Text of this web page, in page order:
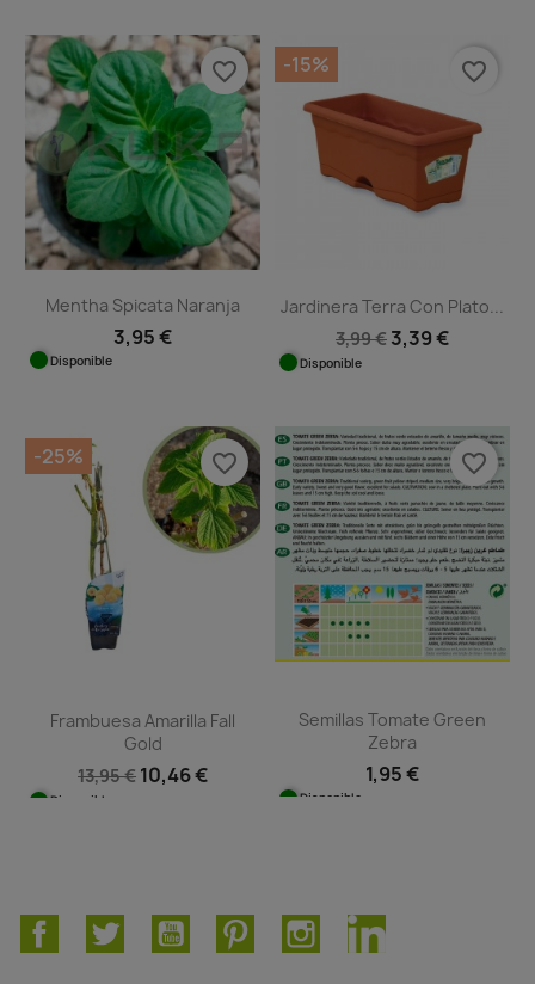
Mentha Spicata Naranja
3,95 €
Disponible
favorite_border
Jardinera Terra Con Plato...
3,99 € 3,39 €
Disponible
-15% favorite_border
Frambuesa Amarilla Fall
Gold
13,95 € 10,46 €
Disponible
-25% favorite_border
Semillas Tomate Green
Zebra
1,95 €
Disponible
favorite_border
FacebookTwitter YouTube PinterestInstagramLinkedIn